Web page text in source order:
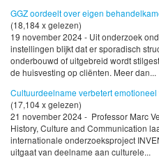
GGZ oordeelt over eigen
(18,184 x gelezen)
19 november 2024 - Uit onderzoek
instellingen blijkt dat er sporadisch
onderbouwd of uitgebreid wordt
de huisvesting op cliënten. Meer dan...
Cultuurdeelname verbetert
(17,104 x gelezen)
21 november 2024 - Professor Marc
History, Culture and Communication
internationale onderzoeksproject
uitgaat van deelname aan culturele...